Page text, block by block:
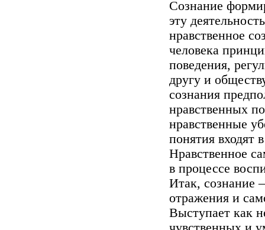
Сознание
эту
нравственное
человека
поведения,
другу и
сознания
нравственных
нравственные
понятия входят
Нравственное
в процессе
Итак, сознание
отражения и
Выступает как